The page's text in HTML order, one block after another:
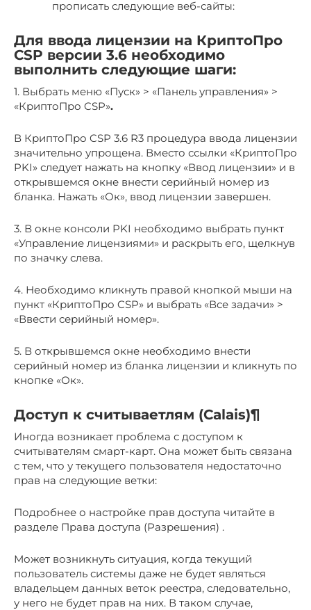
прописать следующие веб-сайты:
Для ввода лицензии на КриптоПро
CSP версии 3.6 необходимо
выполнить следующие шаги:
1. Выбрать меню «Пуск» > «Панель управления» >
«КриптоПро CSP».
В КриптоПро CSP 3.6 R3 процедура ввода лицензии
значительно упрощена. Вместо ссылки «КриптоПро
PKI» следует нажать на кнопку «Ввод лицензии» и в
открывшемся окне внести серийный номер из
бланка. Нажать «Ок», ввод лицензии завершен.
3. В окне консоли PKI необходимо выбрать пункт
«Управление лицензиями» и раскрыть его, щелкнув
по значку слева.
4. Необходимо кликнуть правой кнопкой мыши на
пункт «КриптоПро CSP» и выбрать «Все задачи» >
«Ввести серийный номер».
5. В открывшемся окне необходимо внести
серийный номер из бланка лицензии и кликнуть по
кнопке «Ок».
Доступ к считываетлям (Calais)¶
Иногда возникает проблема с доступом к
считывателям смарт-карт. Она может быть связана
с тем, что у текущего пользователя недостаточно
прав на следующие ветки:
Подробнее о настройке прав доступа читайте в
разделе Права доступа (Разрешения) .
Может возникнуть ситуация, когда текущий
пользователь системы даже не будет являться
владельцем данных веток реестра, следовательно,
у него не будет прав на них. В таком случае,